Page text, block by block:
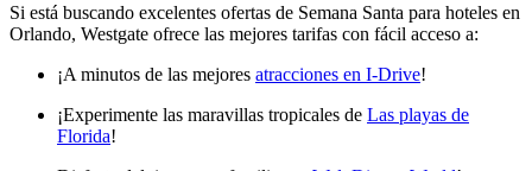
Si está buscando excelentes ofertas de Semana Santa para hoteles en
Orlando, Westgate ofrece las mejores tarifas con fácil acceso a:
¡A minutos de las mejores atracciones en I-Drive!
¡Experimente las maravillas tropicales de Las playas de
Florida!